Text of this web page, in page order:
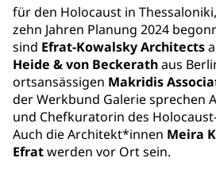
für den Holocaust in
zehn Jahren Planung 2024
sind Efrat-Kowalsky Architects
Heide & von Beckerathaus
ortsansässigen Makridis
der Werkbund Galerie sprechen
und Chefkuratorin des
Auch die Architekt*innen Meira
Efratwerden vor Ort sein.